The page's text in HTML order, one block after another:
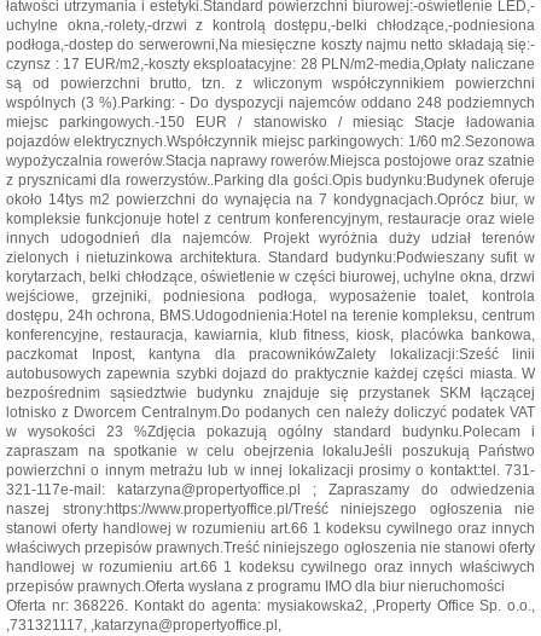
łatwości utrzymania i estetyki.Standard powierzchni biurowej:-oświetlenie LED,-
uchylne okna,-rolety,-drzwi z kontrolą dostępu,-belki chłodzące,-podniesiona
podłoga,-dostep do serwerowni,Na miesięczne koszty najmu netto składają się:-
czynsz : 17 EUR/m2,-koszty eksploatacyjne: 28 PLN/m2-media,Opłaty naliczane
są od powierzchni brutto, tzn. z wliczonym współczynnikiem powierzchni
wspólnych (3 %).Parking: - Do dyspozycji najemców oddano 248 podziemnych
miejsc parkingowych.-150 EUR / stanowisko / miesiąc Stacje ładowania
pojazdów elektrycznych.Współczynnik miejsc parkingowych: 1/60 m2.Sezonowa
wypożyczalnia rowerów.Stacja naprawy rowerów.Miejsca postojowe oraz szatnie
z prysznicami dla rowerzystów..Parking dla gości.Opis budynku:Budynek oferuje
około 14tys m2 powierzchni do wynajęcia na 7 kondygnacjach.Oprócz biur, w
kompleksie funkcjonuje hotel z centrum konferencyjnym, restauracje oraz wiele
innych udogodnień dla najemców. Projekt wyróżnia duży udział terenów
zielonych i nietuzinkowa architektura. Standard budynku:Podwieszany sufit w
korytarzach, belki chłodzące, oświetlenie w części biurowej, uchylne okna, drzwi
wejściowe, grzejniki, podniesiona podłoga, wyposażenie toalet, kontrola
dostępu, 24h ochrona, BMS.Udogodnienia:Hotel na terenie kompleksu, centrum
konferencyjne, restauracja, kawiarnia, klub fitness, kiosk, placówka bankowa,
paczkomat Inpost, kantyna dla pracownikówZalety lokalizacji:Sześć linii
autobusowych zapewnia szybki dojazd do praktycznie każdej części miasta. W
bezpośrednim sąsiedztwie budynku znajduje się przystanek SKM łączącej
lotnisko z Dworcem Centralnym.Do podanych cen należy doliczyć podatek VAT
w wysokości 23 %Zdjęcia pokazują ogólny standard budynku.Polecam i
zapraszam na spotkanie w celu obejrzenia lokaluJeśli poszukują Państwo
powierzchni o innym metrażu lub w innej lokalizacji prosimy o kontakt:tel. 731-
321-117e-mail: katarzyna@propertyoffice.pl ; Zapraszamy do odwiedzenia
naszej strony:https://www.propertyoffice.pl/Treść niniejszego ogłoszenia nie
stanowi oferty handlowej w rozumieniu art.66 1 kodeksu cywilnego oraz innych
właściwych przepisów prawnych.Treść niniejszego ogłoszenia nie stanowi oferty
handlowej w rozumieniu art.66 1 kodeksu cywilnego oraz innych właściwych
przepisów prawnych.Oferta wysłana z programu IMO dla biur nieruchomości
Oferta nr: 368226. Kontakt do agenta: mysiakowska2, ,Property Office Sp. o.o.,
,731321117, ,katarzyna@propertyoffice.pl,